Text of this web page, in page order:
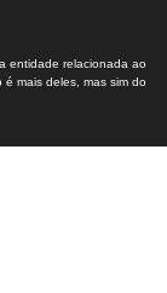
entidade relacionada ao
mais deles, mas sim do